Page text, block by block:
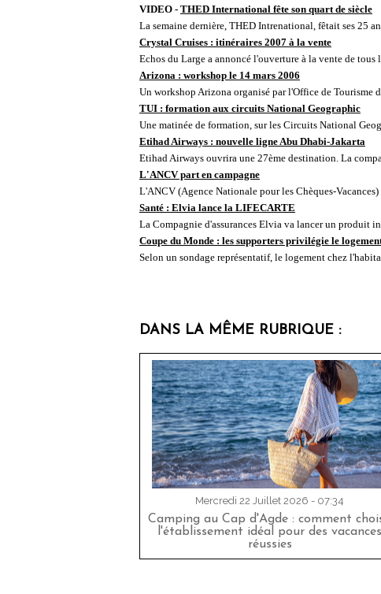
VIDEO - THED International fête son quart de siècle
La semaine dernière, THED Intrenational, fêtait ses 25
Crystal Cruises : itinéraires 2007 à la vente
Echos du Large a annoncé l'ouverture à la vente de tous
Arizona : workshop le 14 mars 2006
Un workshop Arizona organisé par l'Office de Tourisme
TUI : formation aux circuits National Geographic
Une matinée de formation, sur les Circuits National
Etihad Airways : nouvelle ligne Abu Dhabi-Jakarta
Etihad Airways ouvrira une 27ème destination. La
L'ANCV part en campagne
L'ANCV (Agence Nationale pour les Chèques-Vacances)
Santé : Elvia lance la LIFECARTE
La Compagnie d'assurances Elvia va lancer un produit
Coupe du Monde : les supporters privilégie le
Selon un sondage représentatif, le logement chez
DANS LA MÊME RUBRIQUE :
Mercredi 22 Juillet 2026 - 07:34
Camping au Cap d'Agde : comment
l'établissement idéal pour des vacances
réussies